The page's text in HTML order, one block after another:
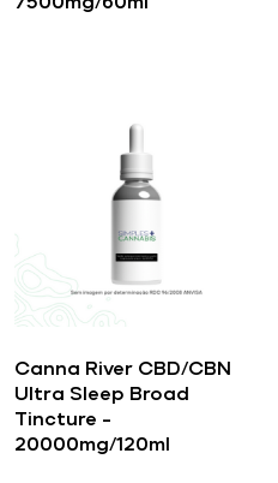
Canna River CBD/CBN
Ultra Sleep Broad
Tincture –
20000mg/120ml